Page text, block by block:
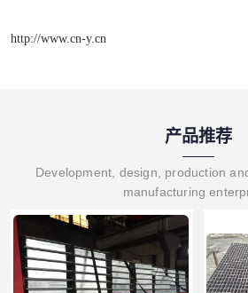
http://www.cn-y.cn
产品推荐
Development, design, production
manufacturing